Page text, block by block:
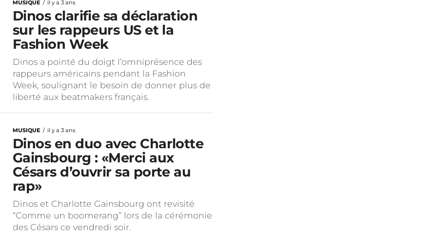
MUSIQUE il y a 3 ans
Dinos clarifie sa déclaration
sur les rappeurs US et la
Fashion Week
Dinos a pointé du doigt l’omniprésence des
rappeurs américains pendant la Fashion
Week, soulignant le besoin de donner plus de
liberté aux beatmakers français.
MUSIQUE il y a 3 ans
Dinos en duo avec Charlotte
Gainsbourg : «Merci aux
Césars d’ouvrir sa porte au
rap»
Dinos et Charlotte Gainsbourg ont revisité
“Comme un boomerang” lors de la cérémonie
des Césars ce vendredi soir.